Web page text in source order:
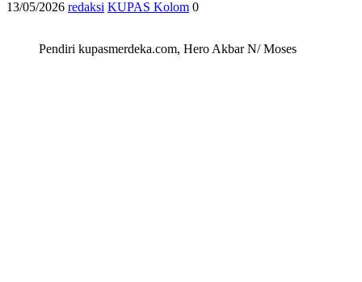
13/05/2026 redaksi KUPAS Kolom 0
Pendiri kupasmerdeka.com, Hero Akbar N/ Moses